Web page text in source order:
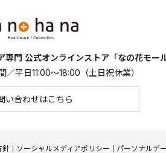
専門 公式オンラインストア「なの花モール
／平日11:00～18:00（土日祝休業）
い合わせはこちら
針 ソーシャルメディアポリシー パーソナルデ